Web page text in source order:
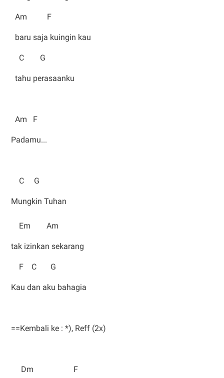
Am F
baru saja kuingin kau
C G
tahu perasaanku
Am F
Padamu...
C G
Mungkin Tuhan
Em Am
tak izinkan sekarang
F C G
Kau dan aku bahagia
==Kembali ke : *), Reff (2x)
Dm F